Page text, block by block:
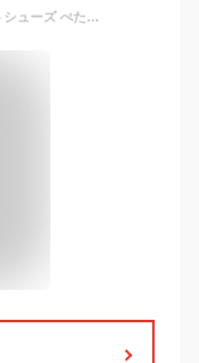
パンプス ローファー レディース フラットシューズ ぺたんこ靴 2.2cmヒール ローヒール 歩きやすい 痛くない 滑り止め 大きいサイズ 秋 スリッポン 入学式 新入生 学生靴 通勤通学 コスプレ靴 リクルート ビジネス